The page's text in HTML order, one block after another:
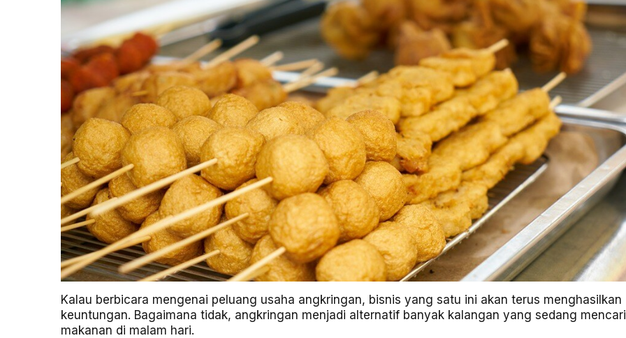
Kalau berbicara mengenai peluang usaha angkringan, bisnis yang satu ini akan terus menghasilkan
keuntungan. Bagaimana tidak, angkringan menjadi alternatif banyak kalangan yang sedang mencari
makanan di malam hari.